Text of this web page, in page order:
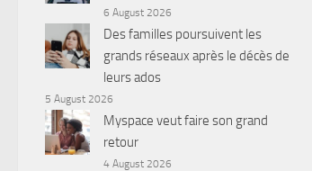
6 August 2026
Des familles poursuivent les
grands réseaux après le décès de
leurs ados
5 August 2026
Myspace veut faire son grand
retour
4 August 2026